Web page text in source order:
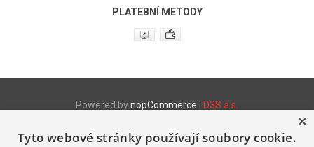
PLATEBNÍ METODY
Powered bynopCommerce | D3S a.s.
Produktové www stránky
×
Tyto webové stránky používají soubory cookie.